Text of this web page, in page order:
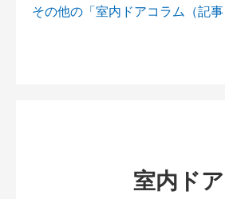
その他の「室内ドアコラム（記
室内ドア